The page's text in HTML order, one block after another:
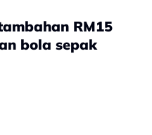
RM15
bola sepak